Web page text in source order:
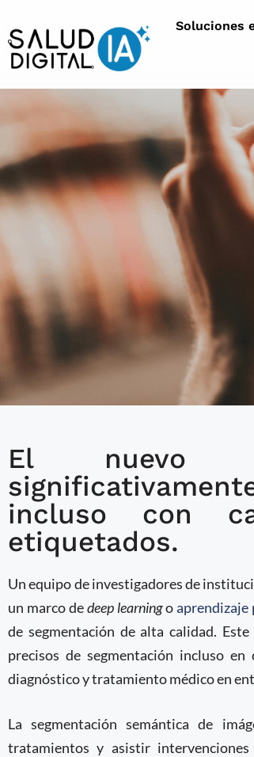
Soluciones
IA generativa
en entornos
El nuevo
incluso con
etiquetados.
Un equipo de investigadores de
un marco dedeep learningoaprendizaje
de segmentación de alta calidad.
precisos de segmentación incluso
diagnóstico y tratamiento médico en
La segmentación semántica de
tratamientos y asistir